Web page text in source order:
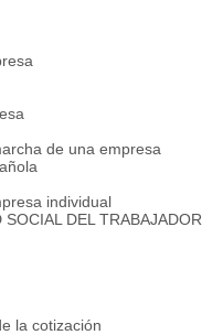
de una empresa
individual
DEL TRABAJADOR
la cotización